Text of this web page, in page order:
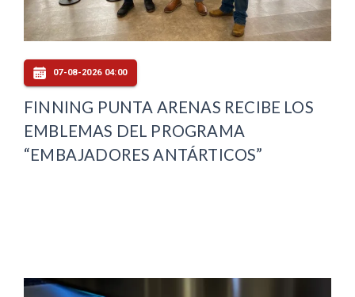
07-08-2026 04:00
FINNING PUNTA ARENAS RECIBE LOS
EMBLEMAS DEL PROGRAMA
“EMBAJADORES ANTÁRTICOS”